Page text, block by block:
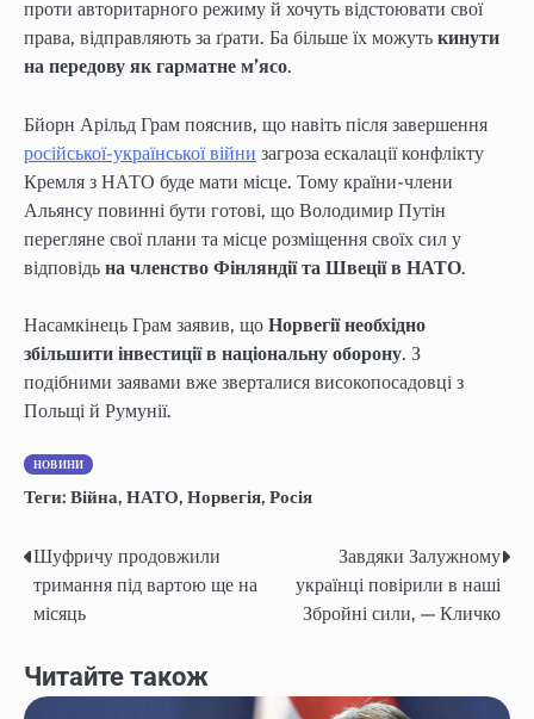
проти авторитарного режиму й хочуть відстоювати свої
права, відправляють за ґрати. Ба більше їх можуть кинути
на передову як гарматне м’ясо.
Бйорн Арільд Грам пояснив, що навіть після завершення
російської-української війни загроза ескалації конфлікту
Кремля з НАТО буде мати місце. Тому країни-члени
Альянсу повинні бути готові, що Володимир Путін
перегляне свої плани та місце розміщення своїх сил у
відповідь на членство Фінляндії та Швеції в НАТО.
Насамкінець Грам заявив, що Норвегії необхідно
збільшити інвестиції в національну оборону. З
подібними заявами вже зверталися високопосадовці з
Польщі й Румунії.
НОВИНИ
Теги: Війна, НАТО, Норвегія, Росія
Post
navigation
Шуфричу продовжили
тримання під вартою ще на
місяць
Завдяки Залужному
українці повірили в наші
Збройні сили, — Кличко
Читайте також